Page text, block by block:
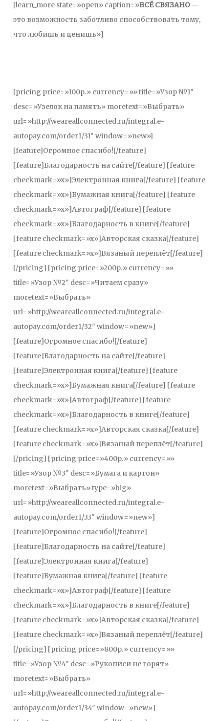
[learn_more state=»open» caption=»ВСЁ СВЯЗАНО—
это возможность заботливо способствовать тому,
что любишь и ценишь»]
[pricing price=»100р.» currency=»» title=»Узор №1″
desc=»Узелок на память» moretext=»Выбрать»
url=»http://weareallconnected.ru/integral.e-
autopay.com/order1/31″ window=»new»]
[feature]Огромное спасибо![/feature]
[feature]Благодарность на сайте[/feature] [feature
checkmark=»x»]Электронная книга[/feature] [feature
checkmark=»x»]Бумажная книга[/feature] [feature
checkmark=»x»]Автограф[/feature] [feature
checkmark=»x»]Благодарность в книге[/feature]
[feature checkmark=»x»]Авторская сказка[/feature]
[feature checkmark=»x»]Вязаный переплёт[/feature]
[/pricing] [pricing price=»200р.» currency=»»
title=»Узор №2″ desc=»Читаем сразу»
moretext=»Выбрать»
url=»http://weareallconnected.ru/integral.e-
autopay.com/order1/32″ window=»new»]
[feature]Огромное спасибо![/feature]
[feature]Благодарность на сайте[/feature]
[feature]Электронная книга[/feature] [feature
checkmark=»x»]Бумажная книга[/feature] [feature
checkmark=»x»]Автограф[/feature] [feature
checkmark=»x»]Благодарность в книге[/feature]
[feature checkmark=»x»]Авторская сказка[/feature]
[feature checkmark=»x»]Вязаный переплёт[/feature]
[/pricing] [pricing price=»400р.» currency=»»
title=»Узор №3″ desc=»Бумага и картон»
moretext=»Выбрать» type=»big»
url=»http://weareallconnected.ru/integral.e-
autopay.com/order1/33″ window=»new»]
[feature]Огромное спасибо![/feature]
[feature]Благодарность на сайте[/feature]
[feature]Электронная книга[/feature]
[feature]Бумажная книга[/feature] [feature
checkmark=»x»]Автограф[/feature] [feature
checkmark=»x»]Благодарность в книге[/feature]
[feature checkmark=»x»]Авторская сказка[/feature]
[feature checkmark=»x»]Вязаный переплёт[/feature]
[/pricing] [pricing price=»800р.» currency=»»
title=»Узор №4″ desc=»Рукописи не горят»
moretext=»Выбрать»
url=»http://weareallconnected.ru/integral.e-
autopay.com/order1/34″ window=»new»]